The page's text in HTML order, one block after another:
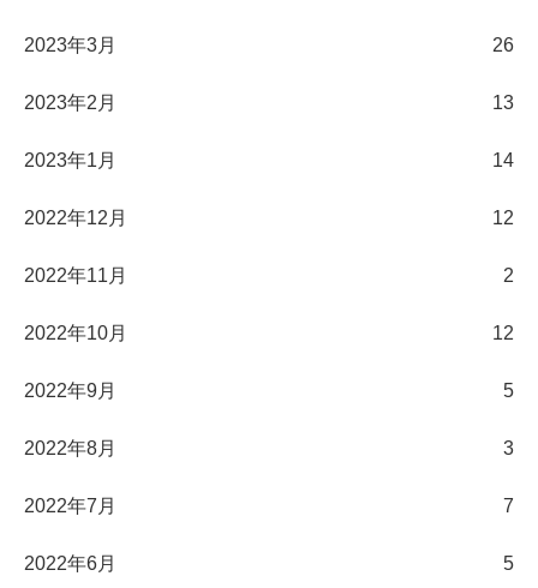
2023年3月 26
2023年2月 13
2023年1月 14
2022年12月 12
2022年11月 2
2022年10月 12
2022年9月 5
2022年8月 3
2022年7月 7
2022年6月 5